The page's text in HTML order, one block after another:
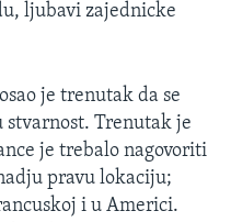
ljubavi zajednicke
je trenutak da se
stvarnost. Trenutak je
je trebalo nagovoriti
pravu lokaciju;
i u Americi.